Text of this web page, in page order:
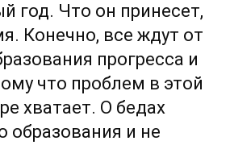
год. Что он принесет,
Конечно, все ждут от
прогресса и
что проблем в этой
хватает. О бедах
образования и не